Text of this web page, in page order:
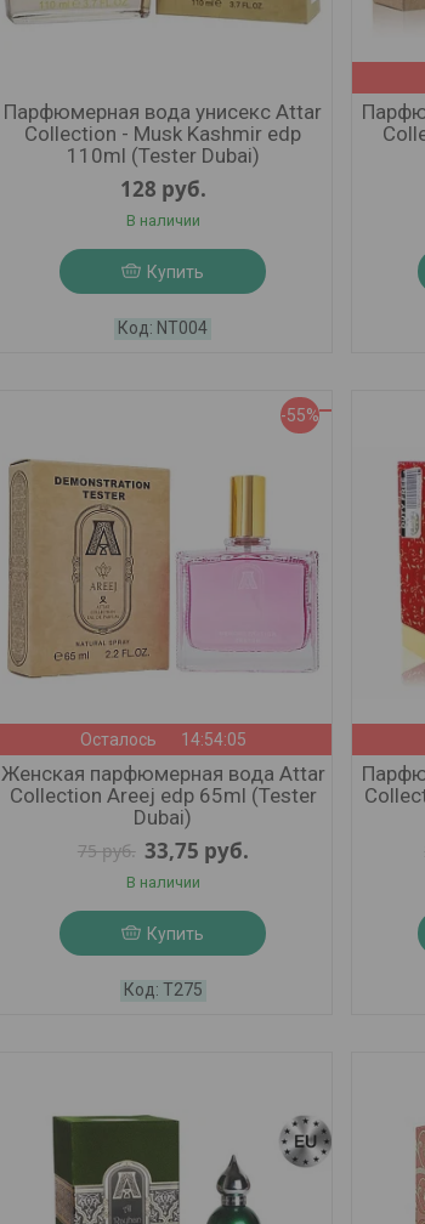
Парфюмерная вода унисекс Attar
Collection - Musk Kashmir edp
110ml (Tester Dubai)
128 руб.
В наличии
Купить
NT004
-55%
Осталось 14:54:03
Женская парфюмерная вода Attar
Collection Areej edp 65ml (Tester
Dubai)
75руб. 33,75 руб.
В наличии
Купить
Т275